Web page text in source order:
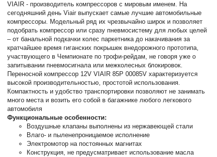
VIAIR - производитель компрессоров с мировым именем. На
сегодняшний день Viair выпускает самые лучшие автомобильные
компрессоры. Модельный ряд их чрезвычайно широк и позволяет
подобрать компрессор или сразу пневмосистему для любых целей
– от банальной подкачки колес паркетника до накачивания за
кратчайшее время гиганских покрышек внедорожного прототипа,
участвующего в Чемпионате по трофи-рейдам, не говоря уже о
запитывании пневмосигнала или межколесных блокировок.
Переносной компрессор 12V VIAIR 85P 00085V характеризуется
высокой производительностью, простотой использования.
Компактность и удобство транспортировки позволяют не занимать
много места и возить его собой в багажнике любого легкового
автомобиля
Функциональные особенности:
Воздушные клапаны выполнены из нержавеющей стали
Влаго- и пыленепроницаемое исполнение
Электромотор на постоянных магнитах
Конструкция, не предусматривает использование масла